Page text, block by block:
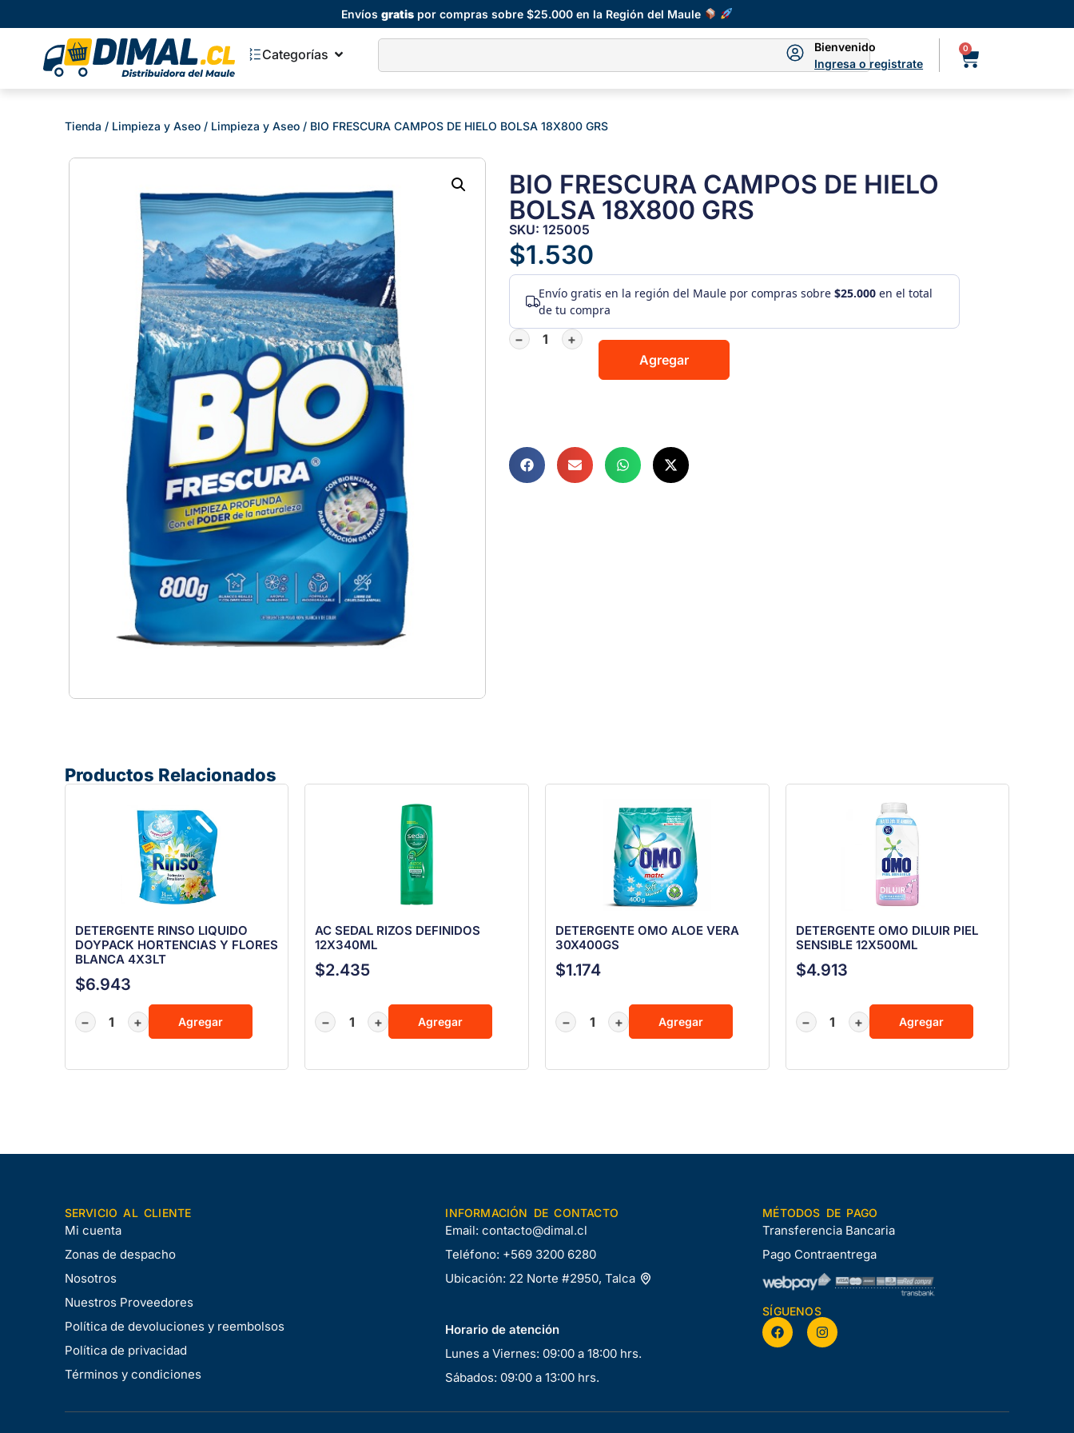
Envíosgratis por compras sobre $25.000 en la Región del Maule
Categorías
Bienvenido
Ingresa o registrate
0
Tienda / Limpieza y Aseo/ Limpieza y Aseo/ BIO FRESCURA CAMPOS DE HIELO BOLSA 18X800 GRS
BIO FRESCURA CAMPOS DE HIELO
BOLSA 18X800 GRS
SKU: 125005
$1.530
Envío gratis en la región del Maule por compras sobre $25.000en el total
de tu compra
−
+
Agregar
Productos Relacionados
DETERGENTE RINSO LIQUIDO
DOYPACK HORTENCIAS Y FLORES
BLANCA 4X3LT
$6.943
− + Agregar
AC SEDAL RIZOS DEFINIDOS
12X340ML
$2.435
− + Agregar
DETERGENTE OMO ALOE VERA
30X400GS
$1.174
− + Agregar
DETERGENTE OMO DILUIR PIEL
SENSIBLE 12X500ML
$4.913
− + Agregar
SERVICIO AL CLIENTE
Mi cuenta
Zonas de despacho
Nosotros
Nuestros Proveedores
Política de devoluciones y reembolsos
Política de privacidad
Términos y condiciones
INFORMACIÓN DE CONTACTO
Email:contacto@dimal.cl
Teléfono: +569 3200 6280
Ubicación: 22 Norte #2950, Talca
Horario de atención
Lunes a Viernes: 09:00 a 18:00 hrs.
Sábados: 09:00 a 13:00 hrs.
MÉTODOS DE PAGO
Transferencia Bancaria
Pago Contraentrega
SÍGUENOS